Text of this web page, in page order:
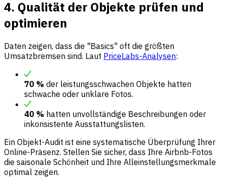
4. Qualität der Objekte prüfen und
optimieren
Daten zeigen, dass die "Basics" oft die größten
Umsatzbremsen sind. Laut PriceLabs-Analysen:
70 % der leistungsschwachen Objekte hatten
schwache oder unklare Fotos.
40 % hatten unvollständige Beschreibungen oder
inkonsistente Ausstattungslisten.
Ein Objekt-Audit ist eine systematische Überprüfung Ihrer
Online-Präsenz. Stellen Sie sicher, dass Ihre Airbnb-Fotos
die saisonale Schönheit und Ihre Alleinstellungsmerkmale
optimal zeigen.